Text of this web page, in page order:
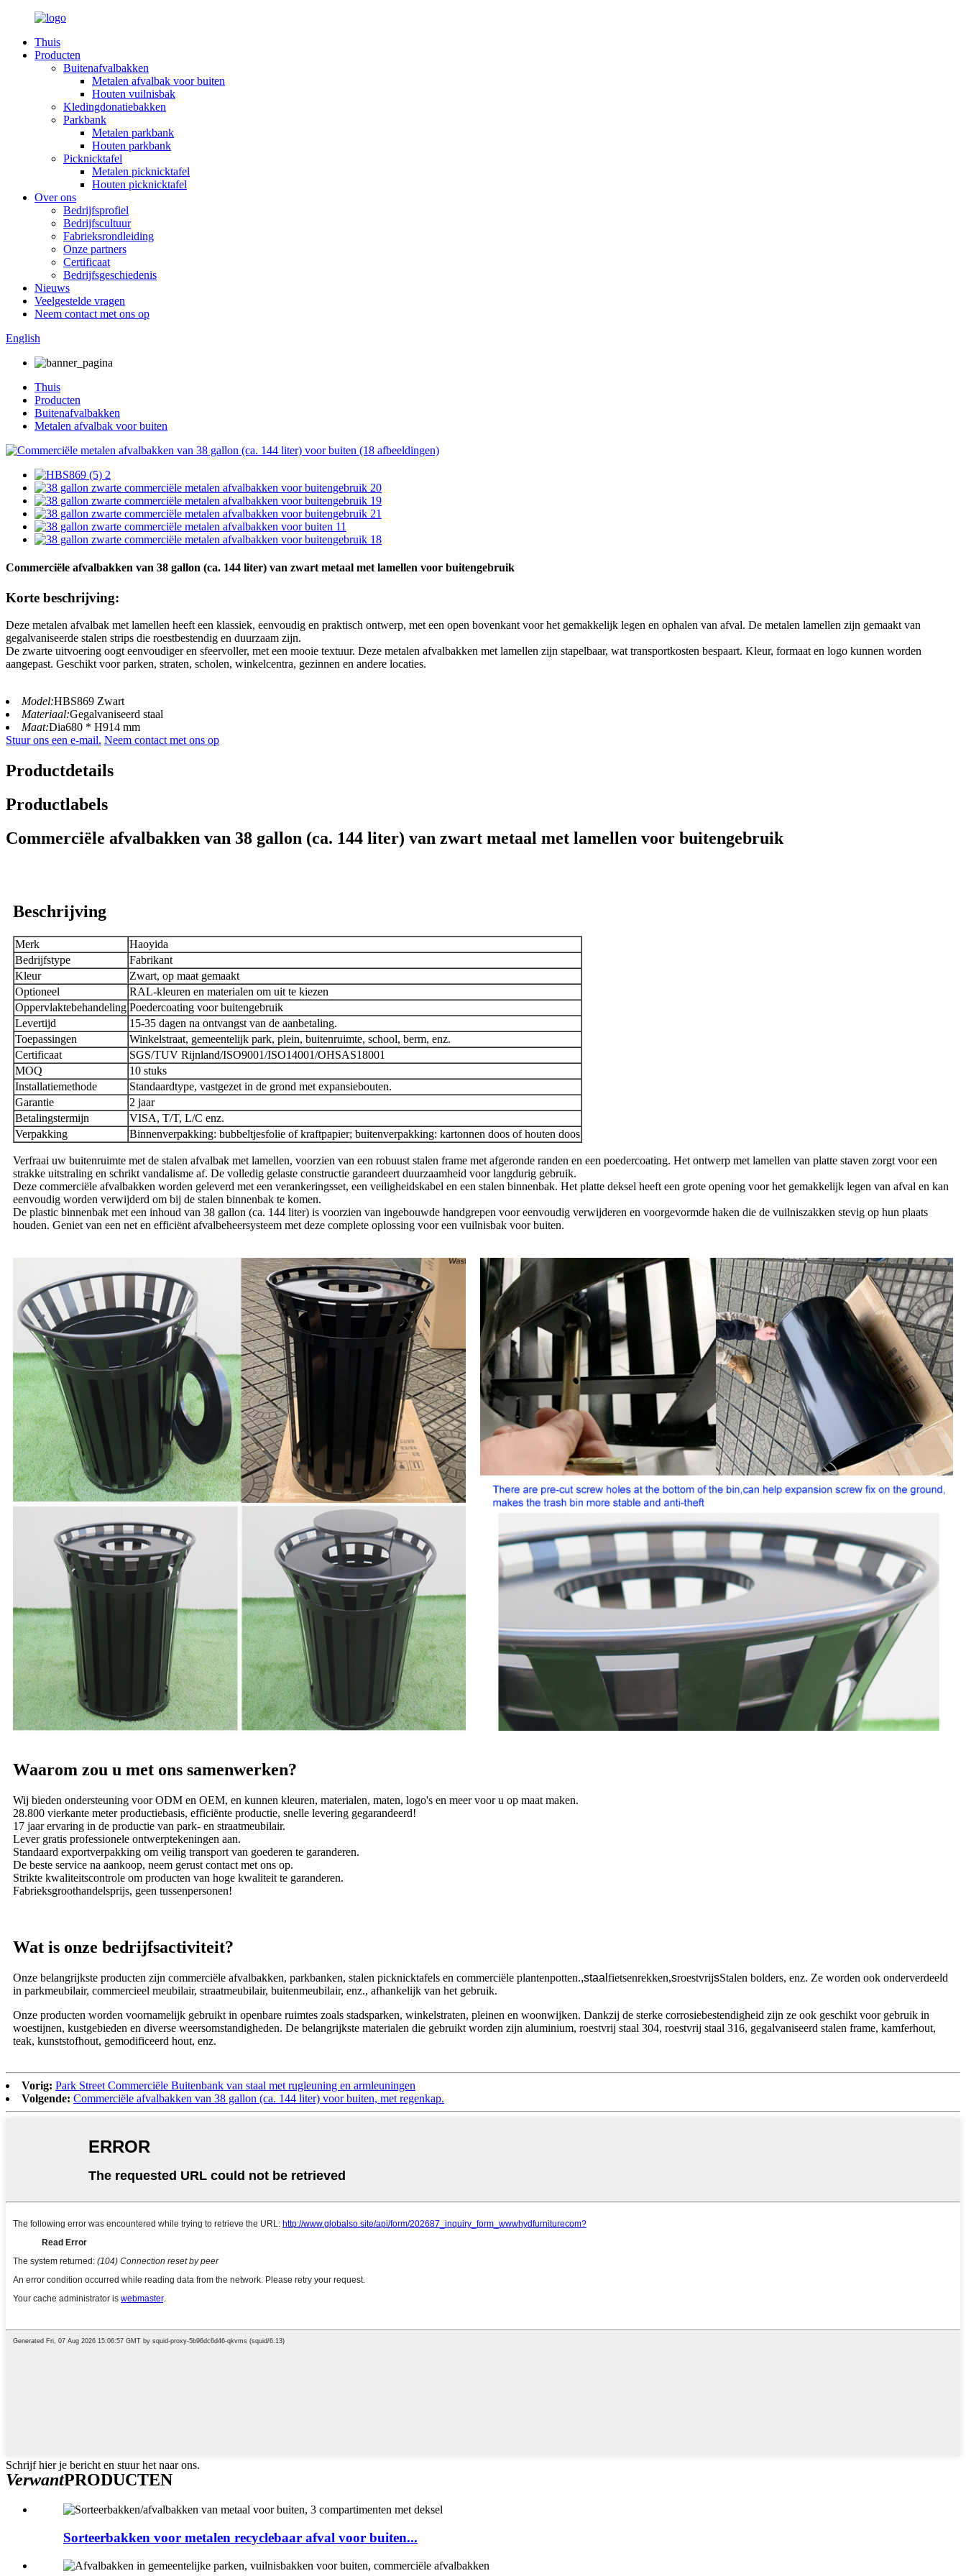
Thuis
Producten
Buitenafvalbakken
Metalen afvalbak voor buiten
Houten vuilnisbak
Kledingdonatiebakken
Parkbank
Metalen parkbank
Houten parkbank
Picknicktafel
Metalen picknicktafel
Houten picknicktafel
Over ons
Bedrijfsprofiel
Bedrijfscultuur
Fabrieksrondleiding
Onze partners
Certificaat
Bedrijfsgeschiedenis
Nieuws
Veelgestelde vragen
Neem contact met ons op
English
Thuis
Producten
Buitenafvalbakken
Metalen afvalbak voor buiten
Commerciële afvalbakken van 38 gallon (ca. 144 liter) van zwart metaal met lamellen voor buitengebruik
Korte beschrijving:
Deze metalen afvalbak met lamellen heeft een klassiek, eenvoudig en praktisch ontwerp, met een open bovenkant voor het gemakkelijk legen en ophalen van afval. De metalen lamellen zijn gemaakt van
gegalvaniseerde stalen strips die roestbestendig en duurzaam zijn.
De zwarte uitvoering oogt eenvoudiger en sfeervoller, met een mooie textuur. Deze metalen afvalbakken met lamellen zijn stapelbaar, wat transportkosten bespaart. Kleur, formaat en logo kunnen worden
aangepast. Geschikt voor parken, straten, scholen, winkelcentra, gezinnen en andere locaties.
Model:HBS869 Zwart
Materiaal:Gegalvaniseerd staal
Maat:Dia680 * H914 mm
Stuur ons een e-mail. Neem contact met ons op
Productdetails
Productlabels
Commerciële afvalbakken van 38 gallon (ca. 144 liter) van zwart metaal met lamellen voor buitengebruik
Beschrijving
Merk
Haoyida
Bedrijfstype
Fabrikant
Kleur
Zwart, op maat gemaakt
Optioneel
RAL-kleuren en materialen om uit te kiezen
Oppervlaktebehandeling Poedercoating voor buitengebruik
Levertijd
15-35 dagen na ontvangst van de aanbetaling.
Toepassingen
Winkelstraat, gemeentelijk park, plein, buitenruimte, school, berm, enz.
Certificaat
SGS/TUV Rijnland/ISO9001/ISO14001/OHSAS18001
MOQ
10 stuks
Installatiemethode
Standaardtype, vastgezet in de grond met expansiebouten.
Garantie
2 jaar
Betalingstermijn
VISA, T/T, L/C enz.
Verpakking
Binnenverpakking: bubbeltjesfolie of kraftpapier; buitenverpakking: kartonnen doos of houten doos
Verfraai uw buitenruimte met de stalen afvalbak met lamellen, voorzien van een robuust stalen frame met afgeronde randen en een poedercoating. Het ontwerp met lamellen van platte staven zorgt voor een
strakke uitstraling en schrikt vandalisme af. De volledig gelaste constructie garandeert duurzaamheid voor langdurig gebruik.
Deze commerciële afvalbakken worden geleverd met een verankeringsset, een veiligheidskabel en een stalen binnenbak. Het platte deksel heeft een grote opening voor het gemakkelijk legen van afval en kan
eenvoudig worden verwijderd om bij de stalen binnenbak te komen.
De plastic binnenbak met een inhoud van 38 gallon (ca. 144 liter) is voorzien van ingebouwde handgrepen voor eenvoudig verwijderen en voorgevormde haken die de vuilniszakken stevig op hun plaats
houden. Geniet van een net en efficiënt afvalbeheersysteem met deze complete oplossing voor een vuilnisbak voor buiten.
Waarom zou u met ons samenwerken?
Wij bieden ondersteuning voor ODM en OEM, en kunnen kleuren, materialen, maten, logo's en meer voor u op maat maken.
28.800 vierkante meter productiebasis, efficiënte productie, snelle levering gegarandeerd!
17 jaar ervaring in de productie van park- en straatmeubilair.
Lever gratis professionele ontwerptekeningen aan.
Standaard exportverpakking om veilig transport van goederen te garanderen.
De beste service na aankoop, neem gerust contact met ons op.
Strikte kwaliteitscontrole om producten van hoge kwaliteit te garanderen.
Fabrieksgroothandelsprijs, geen tussenpersonen!
Wat is onze bedrijfsactiviteit?
Onze belangrijkste producten zijn commerciële afvalbakken, parkbanken, stalen picknicktafels en commerciële plantenpotten.,staal fietsenrekken,sroestvrijsStalen bolders, enz. Ze worden ook onderverdeeld
in parkmeubilair, commercieel meubilair, straatmeubilair, buitenmeubilair, enz., afhankelijk van het gebruik.
Onze producten worden voornamelijk gebruikt in openbare ruimtes zoals stadsparken, winkelstraten, pleinen en woonwijken. Dankzij de sterke corrosiebestendigheid zijn ze ook geschikt voor gebruik in
woestijnen, kustgebieden en diverse weersomstandigheden. De belangrijkste materialen die gebruikt worden zijn aluminium, roestvrij staal 304, roestvrij staal 316, gegalvaniseerd stalen frame, kamferhout,
teak, kunststofhout, gemodificeerd hout, enz.
Vorig: Park Street Commerciële Buitenbank van staal met rugleuning en armleuningen
Volgende: Commerciële afvalbakken van 38 gallon (ca. 144 liter) voor buiten, met regenkap.
Schrijf hier je bericht en stuur het naar ons.
VerwantPRODUCTEN
Sorteerbakken voor metalen recyclebaar afval voor buiten...